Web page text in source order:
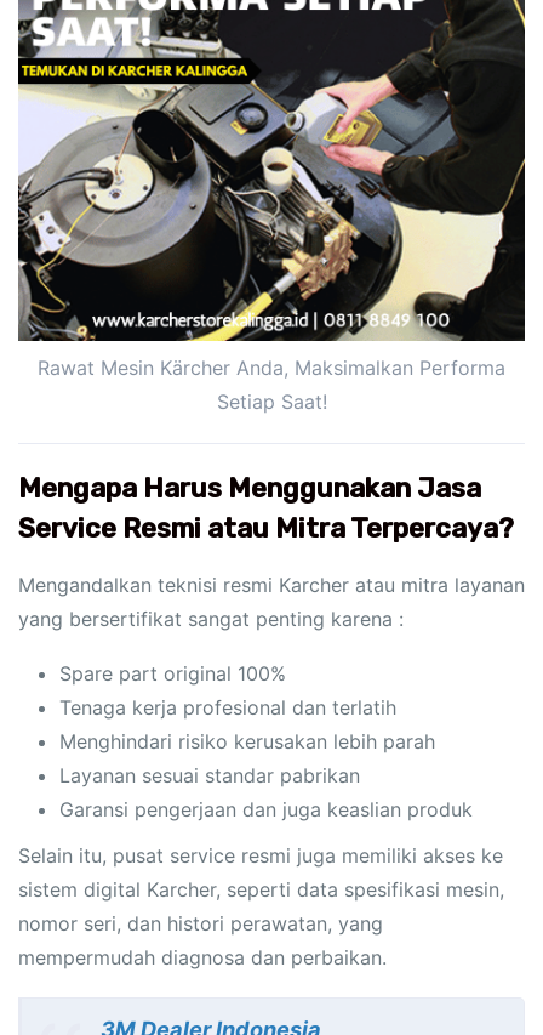
Rawat Mesin Kärcher Anda, Maksimalkan Performa
Setiap Saat!
Mengapa Harus Menggunakan Jasa
Service Resmi atau Mitra Terpercaya?
Mengandalkan teknisi resmi Karcher atau mitra layanan
yang bersertifikat sangat penting karena :
Spare part original 100%
Tenaga kerja profesional dan terlatih
Menghindari risiko kerusakan lebih parah
Layanan sesuai standar pabrikan
Garansi pengerjaan dan juga keaslian produk
Selain itu, pusat service resmi juga memiliki akses ke
sistem digital Karcher, seperti data spesifikasi mesin,
nomor seri, dan histori perawatan, yang
mempermudah diagnosa dan perbaikan.
3M Dealer Indonesia